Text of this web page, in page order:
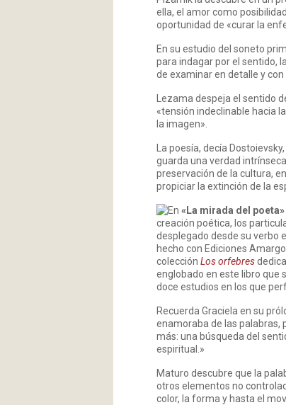
ella, el amor como
oportunidad de «curar la
En su estudio del soneto
para indagar por el sentido,
de examinar en detalle y
Lezama despeja el sentido
«tensión indeclinable hacia
la imagen».
La poesía, decía
guarda una verdad
preservación de la cultura,
propiciar la extinción de la
En «La mirada del poeta»
creación poética, los
desplegado desde su verbo
hecho con Ediciones
colección Los orfebres
englobado en este libro que
doce estudios en los que
Recuerda Graciela en su
enamoraba de las palabras,
más: una búsqueda del
espiritual.»
Maturo descubre que la
otros elementos no
color, la forma y hasta el